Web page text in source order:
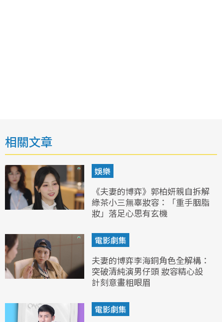
相關文章
娛樂
《夫妻的博弈》郭柏妍親自拆解
綠茶小三無辜妝容：「重手胭脂
妝」落足心思有玄機
電影劇集
夫妻的博弈李海銅角色全解構：
突破清純演男仔頭 妝容精心設
計刻意畫粗眼眉
電影劇集